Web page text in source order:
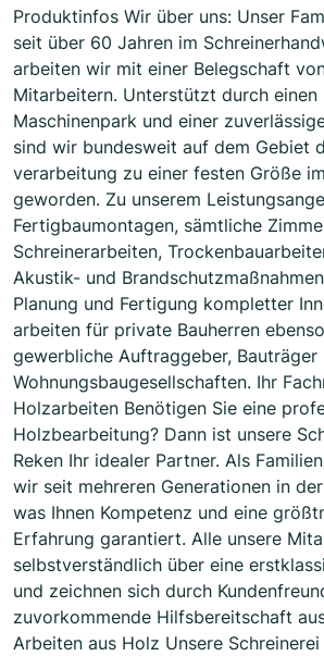
Produktinfos Wir über uns: Unser
seit über 60 Jahren im
arbeiten wir mit einer Belegschaft
Mitarbeitern. Unterstützt durch einen
Maschinenpark und einer
sind wir bundesweit auf dem Gebiet
verarbeitung zu einer festen Größe
geworden. Zu unserem
Fertigbaumontagen, sämtliche
Schreinerarbeiten,
Akustik- und
Planung und Fertigung kompletter
arbeiten für private Bauherren
gewerbliche Auftraggeber, Bauträger
Wohnungsbaugesellschaften. Ihr
Holzarbeiten Benötigen Sie eine
Holzbearbeitung? Dann ist unsere
Reken Ihr idealer Partner. Als
wir seit mehreren Generationen in
was Ihnen Kompetenz und eine
Erfahrung garantiert. Alle unsere
selbstverständlich über eine
und zeichnen sich durch
zuvorkommende Hilfsbereitschaft
Arbeiten aus Holz Unsere